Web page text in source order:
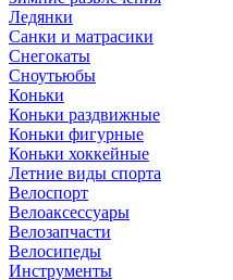
Ледянки
Санки и матрасики
Снегокаты
Сноутьюбы
Коньки
Коньки раздвижные
Коньки фигурные
Коньки хоккейные
Летние виды спорта
Велоспорт
Велоаксессуары
Велозапчасти
Велосипеды
Инструменты